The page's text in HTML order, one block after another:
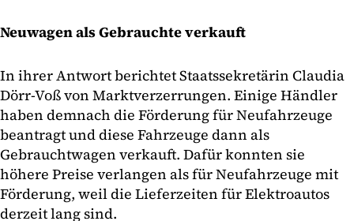
Neuwagen als Gebrauchte verkauft
In ihrer Antwort berichtet Staatssekretärin Claudia
Dörr-Voß von Marktverzerrungen. Einige Händler
haben demnach die Förderung für Neufahrzeuge
beantragt und diese Fahrzeuge dann als
Gebrauchtwagen verkauft. Dafür konnten sie
höhere Preise verlangen als für Neufahrzeuge mit
Förderung, weil die Lieferzeiten für Elektroautos
derzeit lang sind.